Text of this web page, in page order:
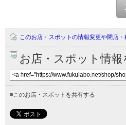
このお店・スポットの情報変更や閉店
お店・スポット情
■このお店・スポットを共有する